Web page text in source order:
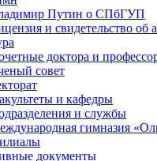
Путин о СПбГУП
и свидетельство об
доктора и
совет
и кафедры
и службы
гимназия
документы